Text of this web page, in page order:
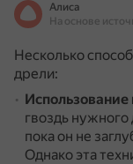
Алиса
Несколько
дрели:
Использование
гвоздь
пока он не
Однако эта